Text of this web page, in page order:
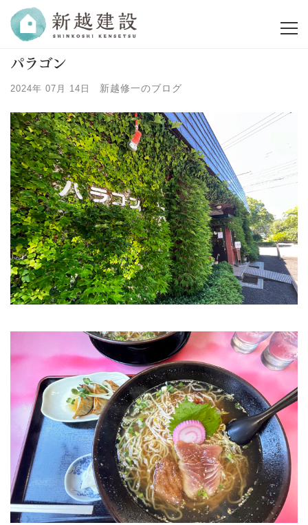
パラゴン
2024年 07月 14日 新越修一のブログ